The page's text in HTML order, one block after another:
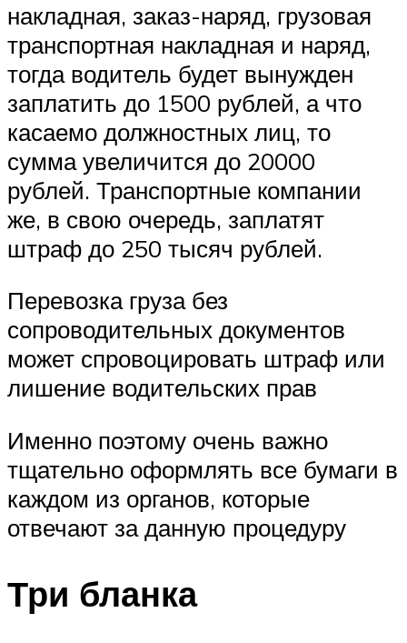
накладная, заказ-наряд, грузовая
транспортная накладная и наряд,
тогда водитель будет вынужден
заплатить до 1500 рублей, а что
касаемо должностных лиц, то
сумма увеличится до 20000
рублей. Транспортные компании
же, в свою очередь, заплатят
штраф до 250 тысяч рублей.
Перевозка груза без
сопроводительных документов
может спровоцировать штраф или
лишение водительских прав
Именно поэтому очень важно
тщательно оформлять все бумаги в
каждом из органов, которые
отвечают за данную процедуру
Три бланка